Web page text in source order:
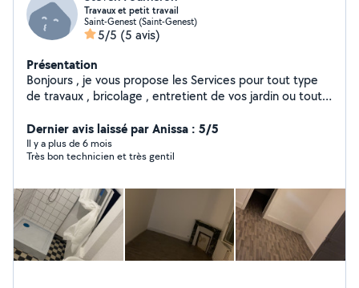
Travaux et petit travail
Saint-Genest (Saint-Genest)
5/5 (5 avis)
Présentation
Bonjours , je vous propose les Services pour tout type
de travaux , bricolage , entretient de vos jardin ou tout
Dernier avis laissé par Anissa : 5/5
Il y a plus de 6 mois
Très bon technicien et très gentil